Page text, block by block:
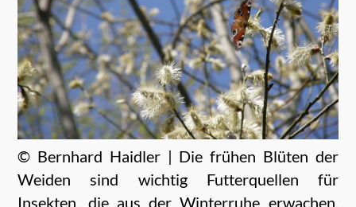
© Bernhard Haidler | Die frühen Blüten der
Weiden sind wichtig Futterquellen für
Insekten, die aus der Winterruhe erwachen.